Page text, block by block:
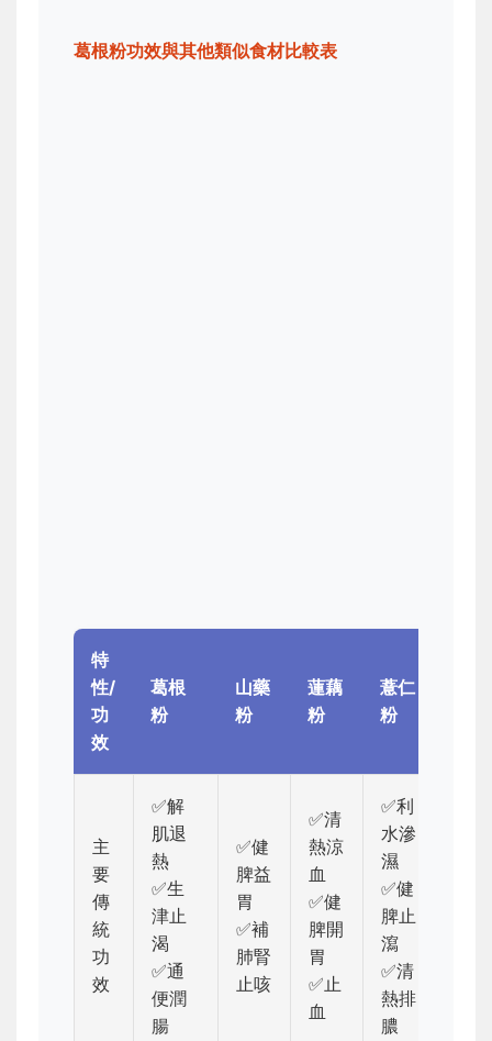
葛根粉功效與其他類似食材比較表
特
性/
功
效
葛根
粉
山藥
粉
蓮藕
粉
薏仁
粉
主
要
傳
統
功
效
✅解
肌退
熱
✅生
津止
渴
✅通
便潤
腸
✅健
脾益
胃
✅補
肺腎
止咳
✅清
熱涼
血
✅健
脾開
胃
✅止
血
✅利
水滲
濕
✅健
脾止
瀉
✅清
熱排
膿